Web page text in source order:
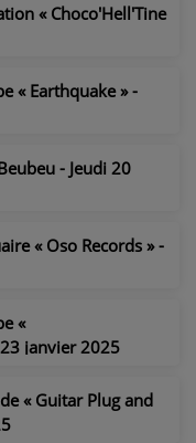
« Choco'Hell'Tine
« Earthquake » -
- Jeudi 20
« Oso Records » -
«
23 janvier 2025
« Guitar Plug and